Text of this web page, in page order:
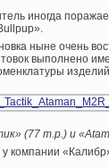
иногда
ныне очень
выполнено
(77 т.р.) и
компании